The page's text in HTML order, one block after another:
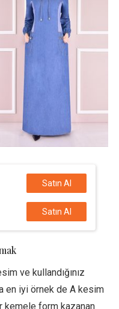
Satın Al
Satın Al
ve kullandığınız
en iyi örnek de A kesim
kemele form kazanan